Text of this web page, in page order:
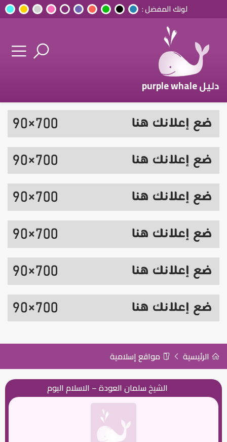
لونك المفضل :
دليل purple whale
الرئيسية مواقع إسلامية
الشيخ سلمان العودة – الاسلام اليوم